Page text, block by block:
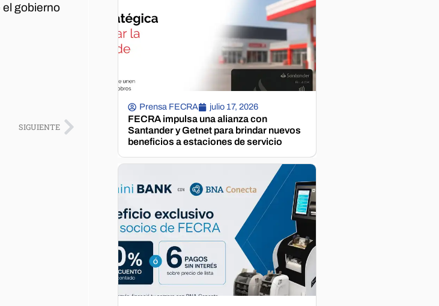
el gobierno
SIGUIENTE
Prensa FECRA julio 17, 2026
FECRA impulsa una alianza con
Santander y Getnet para brindar nuevos
beneficios a estaciones de servicio